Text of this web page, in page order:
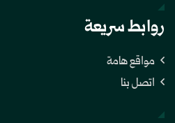
روابط سريعة
مواقع هامة
اتصل بنا